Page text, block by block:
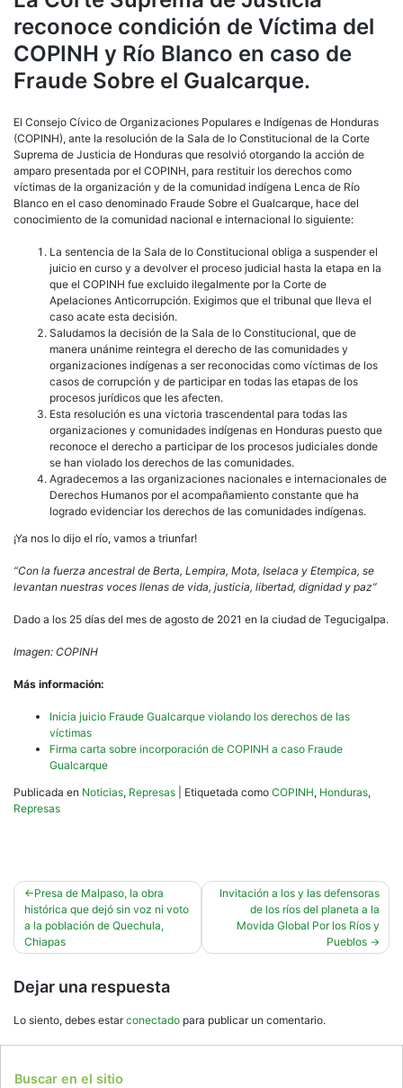
reconoce condición de Víctima del
COPINH y Río Blanco en caso de
Fraude Sobre el Gualcarque.
El Consejo Cívico de Organizaciones Populares e Indígenas de Honduras
(COPINH), ante la resolución de la Sala de lo Constitucional de la Corte
Suprema de Justicia de Honduras que resolvió otorgando la acción de
amparo presentada por el COPINH, para restituir los derechos como
víctimas de la organización y de la comunidad indígena Lenca de Río
Blanco en el caso denominado Fraude Sobre el Gualcarque, hace del
conocimiento de la comunidad nacional e internacional lo siguiente:
La sentencia de la Sala de lo Constitucional obliga a suspender el
juicio en curso y a devolver el proceso judicial hasta la etapa en la
que el COPINH fue excluido ilegalmente por la Corte de
Apelaciones Anticorrupción. Exigimos que el tribunal que lleva el
caso acate esta decisión.
Saludamos la decisión de la Sala de lo Constitucional, que de
manera unánime reintegra el derecho de las comunidades y
organizaciones indígenas a ser reconocidas como víctimas de los
casos de corrupción y de participar en todas las etapas de los
procesos jurídicos que les afecten.
Esta resolución es una victoria trascendental para todas las
organizaciones y comunidades indígenas en Honduras puesto que
reconoce el derecho a participar de los procesos judiciales donde
se han violado los derechos de las comunidades.
Agradecemos a las organizaciones nacionales e internacionales de
Derechos Humanos por el acompañamiento constante que ha
logrado evidenciar los derechos de las comunidades indígenas.
¡Ya nos lo dijo el río, vamos a triunfar!
“Con la fuerza ancestral de Berta, Lempira, Mota, Iselaca y Etempica, se
levantan nuestras voces llenas de vida, justicia, libertad, dignidad y paz”
Dado a los 25 días del mes de agosto de 2021 en la ciudad de Tegucigalpa.
Imagen: COPINH
Más información:
Inicia juicio Fraude Gualcarque violando los derechos de las
víctimas
Firma carta sobre incorporación de COPINH a caso Fraude
Gualcarque
Publicada en Noticias, Represas Etiquetada como COPINH, Honduras,
Represas
Navegación
de
entradas
Presa de Malpaso, la obra
histórica que dejó sin voz ni voto
a la población de Quechula,
Chiapas
Invitación a los y las defensoras
de los ríos del planeta a la
Movida Global Por los Ríos y
Pueblos
Dejar una respuesta
Lo siento, debes estarconectado para publicar un comentario.
Buscar en el sitio